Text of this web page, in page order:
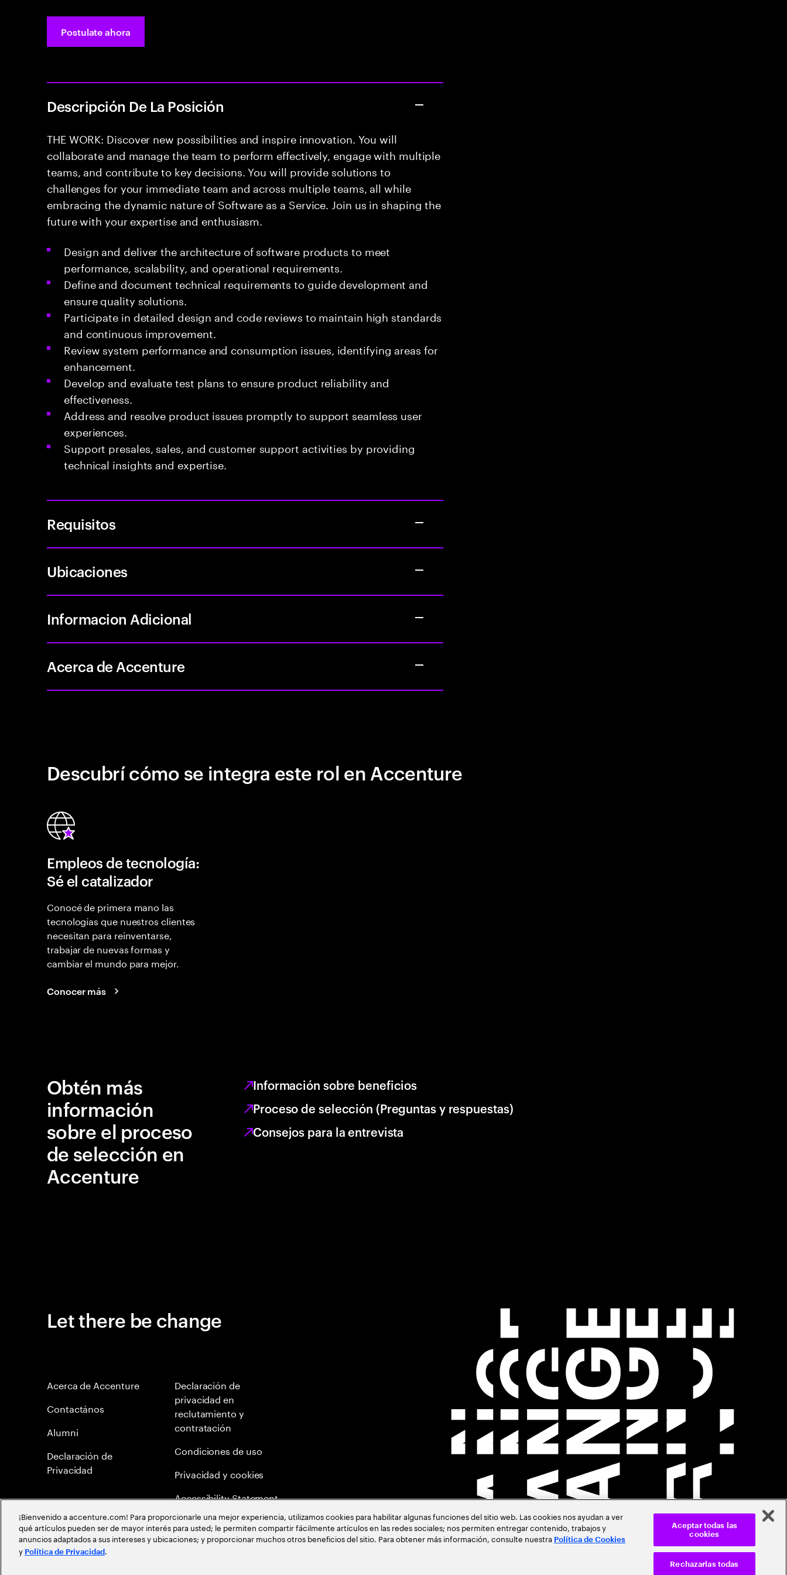
Postulate ahora
Descripción De La Posición
THE WORK: Discover new possibilities and inspire innovation. You will
collaborate and manage the team to perform effectively, engage with multiple
teams, and contribute to key decisions. You will provide solutions to
challenges for your immediate team and across multiple teams, all while
embracing the dynamic nature of Software as a Service. Join us in shaping the
future with your expertise and enthusiasm.
Design and deliver the architecture of software products to meet
performance, scalability, and operational requirements.
Define and document technical requirements to guide development and
ensure quality solutions.
Participate in detailed design and code reviews to maintain high standards
and continuous improvement.
Review system performance and consumption issues, identifying areas for
enhancement.
Develop and evaluate test plans to ensure product reliability and
effectiveness.
Address and resolve product issues promptly to support seamless user
experiences.
Support presales, sales, and customer support activities by providing
technical insights and expertise.
Requisitos
Ubicaciones
Informacion Adicional
Acerca de Accenture
Descubrí cómo se integra este rol en Accenture
Empleos de tecnología:
Sé el catalizador
Conocé de primera mano las
tecnologías que nuestros clientes
necesitan para reinventarse,
trabajar de nuevas formas y
cambiar el mundo para mejor.
Conocer más
Obtén más
información
sobre el proceso
de selección en
Accenture
Información sobre beneficios
Proceso de selección (Preguntas y respuestas)
Consejos para la entrevista
Let there be change
Acerca de Accenture
Contactános
Alumni
Declaración de
Privacidad
Declaración de
privacidad en
reclutamiento y
contratación
Condiciones de uso
Privacidad y cookies
Accessibility Statement
Mapa del Sitio
Política de meritocracia
¡Bienvenido a accenture.com! Para proporcionarle una mejor experiencia, utilizamos cookies para habilitar algunas funciones del sitio web. Las cookies nos ayudan a ver
qué artículos pueden ser de mayor interés para usted; le permiten compartir fácilmente artículos en las redes sociales; nos permiten entregar contenido, trabajos y
anuncios adaptados a sus intereses y ubicaciones; y proporcionar muchos otros beneficios del sitio. Para obtener más información, consulte nuestra Política de Cookies
y Política de Privacidad .
Rechazarlas todas
Aceptar todas las
cookies